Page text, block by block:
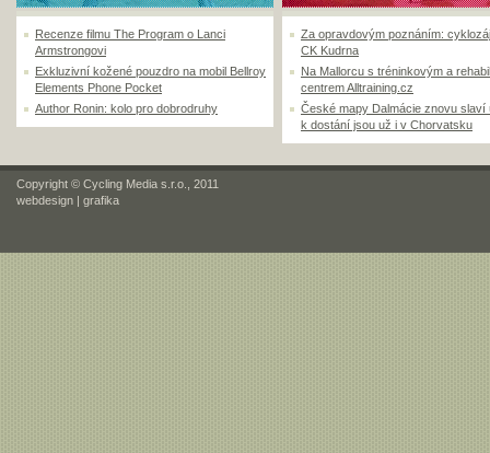
Recenze filmu The Program o Lanci
Armstrongovi
Exkluzivní kožené pouzdro na mobil Bellroy
Elements Phone Pocket
Author Ronin: kolo pro dobrodruhy
Za opravdovým poznáním:
CK Kudrna
Na Mallorcu s tréninkovým a
centrem Alltraining.cz
České mapy Dalmácie znovu slaví
k dostání jsou už i v Chorvatsku
Copyright © Cycling Media s.r.o., 2011
webdesign | grafika